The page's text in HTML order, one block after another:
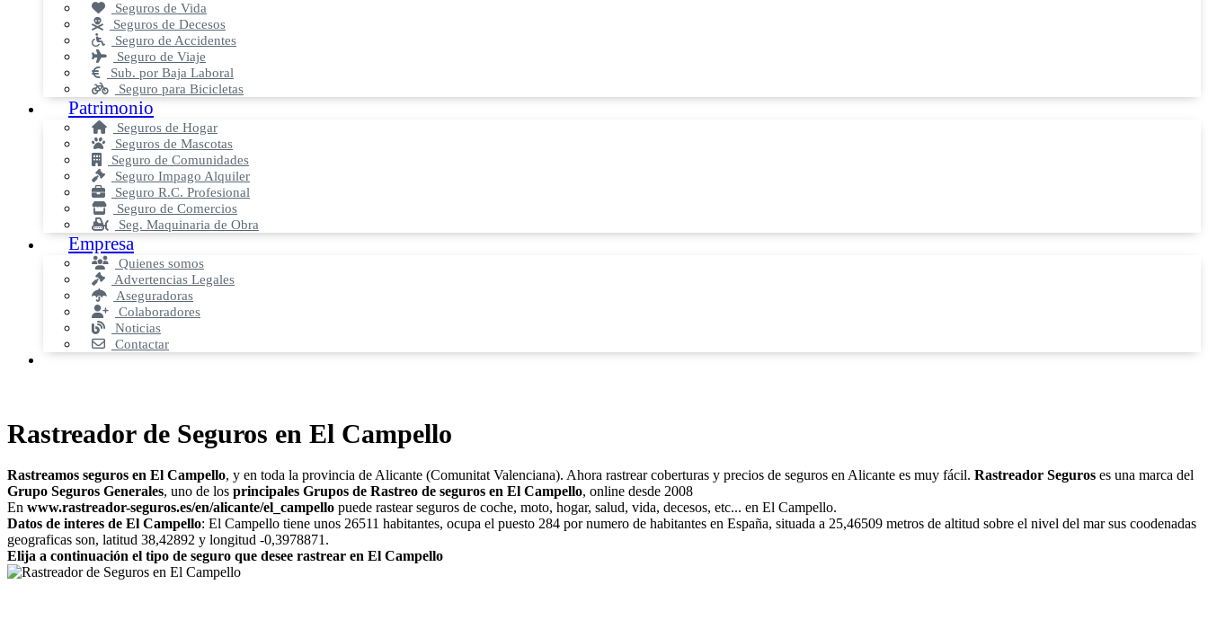
Seguros de Vida
Seguros de Decesos
Seguro de Accidentes
Seguro de Viaje
Sub. por Baja Laboral
Seguro para Bicicletas
Patrimonio
Seguros de Hogar
Seguros de Mascotas
Seguro de Comunidades
Seguro Impago Alquiler
Seguro R.C. Profesional
Seguro de Comercios
Seg. Maquinaria de Obra
Empresa
Quienes somos
Advertencias Legales
Aseguradoras
Colaboradores
Noticias
Contactar
Rastreador de Seguros en El Campello
Rastreamos seguros en El Campello, y en toda la provincia de Alicante (Comunitat Valenciana). Ahora rastrear coberturas y precios de seguros en Alicante es muy fácil. Rastreador Seguros es una marca del
Grupo Seguros Generales, uno de los principales Grupos de Rastreo de seguros en El Campello, online desde 2008
En www.rastreador-seguros.es/en/alicante/el_campello puede rastear seguros de coche, moto, hogar, salud, vida, decesos, etc... en El Campello.
Datos de interes de El Campello: El Campello tiene unos 26511 habitantes, ocupa el puesto 284 por numero de habitantes en España, situada a 25,46509 metros de altitud sobre el nivel del mar sus coodenadas
geograficas son, latitud 38,42892 y longitud -0,3978871.
Elija a continuación el tipo de seguro que desee rastrear en El Campello